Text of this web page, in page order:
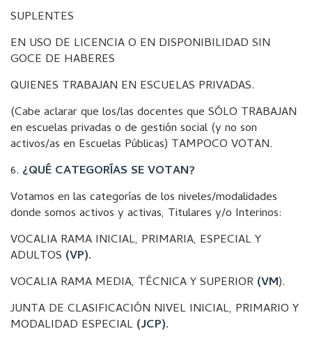
SUPLENTES
EN USO DE LICENCIA O EN DISPONIBILIDAD SIN
GOCE DE HABERES
QUIENES TRABAJAN EN ESCUELAS PRIVADAS.
(Cabe aclarar que los/las docentes que SÓLO TRABAJAN
en escuelas privadas o de gestión social (y no son
activos/as en Escuelas Públicas) TAMPOCO VOTAN.
6. ¿QUÉ CATEGORÍAS SE VOTAN?
Votamos en las categorías de los niveles/modalidades
donde somos activos y activas, Titulares y/o Interinos:
VOCALIA RAMA INICIAL, PRIMARIA, ESPECIAL Y
ADULTOS (VP).
VOCALIA RAMA MEDIA, TÉCNICA Y SUPERIOR (VM).
JUNTA DE CLASIFICACIÓN NIVEL INICIAL, PRIMARIO Y
MODALIDAD ESPECIAL (JCP).